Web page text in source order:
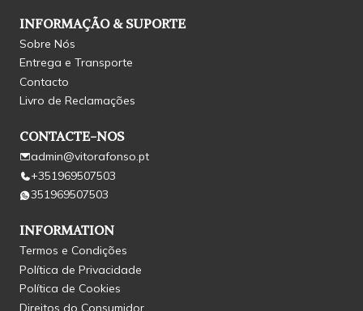
INFORMAÇÃO & SUPORTE
Sobre Nós
Entrega e Transporte
Contacto
Livro de Reclamações
CONTACTE-NOS
admin@vitorafonso.pt
+351969507503
351969507503
INFORMATION
Termos e Condições
Política de Privacidade
Política de Cookies
Direitos do Consumidor